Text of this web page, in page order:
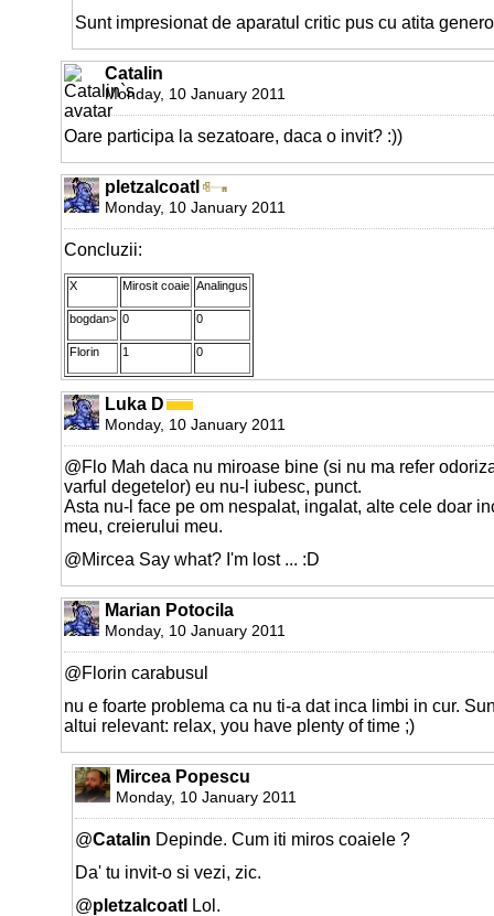
Sunt impresionat de aparatul critic pus cu atita
Catalin
Monday, 10 January 2011
Oare participa la sezatoare, daca o invit? :))
pletzalcoatl
Monday, 10 January 2011
Concluzii:
X Mirosit coaie Analingus
bogdan> 0 0
Florin 1 0
Luka D
Monday, 10 January 2011
@Flo Mah daca nu miroase bine (si nu ma refer
varful degetelor) eu nu-l iubesc, punct.
Asta nu-l face pe om nespalat, ingalat, alte cele doar
meu, creierului meu.
@Mircea Say what? I'm lost ... :D
Marian Potocila
Monday, 10 January 2011
@Florin carabusul
nu e foarte problema ca nu ti-a dat inca limbi in cur.
altui relevant: relax, you have plenty of time ;)
Mircea Popescu
Monday, 10 January 2011
@Catalin Depinde. Cum iti miros coaiele ?
Da' tu invit-o si vezi, zic.
@pletzalcoatl
Lol.